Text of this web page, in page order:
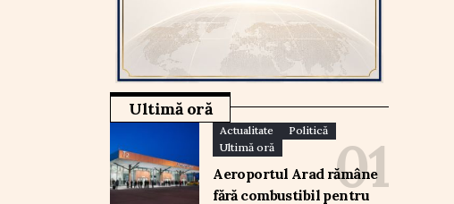
Ultimă oră
Actualitate
Politică
Ultimă oră
Aeroportul Arad rămâne
fără combustibil pentru